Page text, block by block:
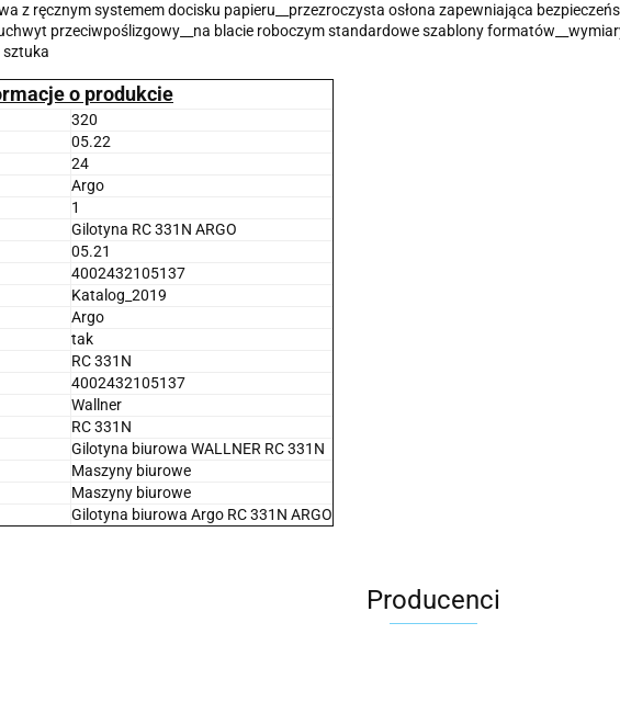
z ręcznym systemem docisku papieru__przezroczysta osłona zapewniająca
przeciwpoślizgowy__na blacie roboczym standardowe szablony
sztuka
o produkcie
320
05.22
24
Argo
1
Gilotyna RC 331N ARGO
05.21
4002432105137
Katalog_2019
Argo
tak
RC 331N
4002432105137
Wallner
RC 331N
Gilotyna biurowa WALLNER RC 331N
Maszyny biurowe
Maszyny biurowe
Gilotyna biurowa Argo RC 331N ARGO
Producenci